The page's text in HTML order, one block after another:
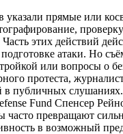
указали прямые или
этих действий
атаки. Но
или вопросы о
протеста,
в публичных
Fund Спенсер
часто превращают
в возможный